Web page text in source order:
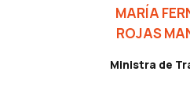
MARÍA
ROJAS
Ministra de